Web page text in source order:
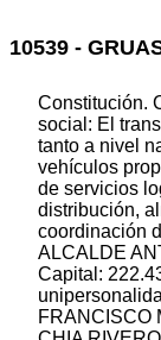
10539 -
Constitución.
social: El
tanto a nivel
vehículos
de servicios
distribución,
coordinación
ALCALDE
Capital:
FRANCISCO